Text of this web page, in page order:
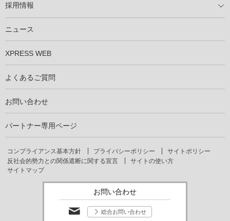
採用情報
ニュース
XPRESS WEB
よくあるご質問
お問い合わせ
パートナー専用ページ
コンプライアンス基本方針 プライバシーポリシー
サイトポリシー
反社会的勢力との関係遮断に関する宣言
サイトの使い方
サイトマップ
お問い合わせ
総合お問い合わせ